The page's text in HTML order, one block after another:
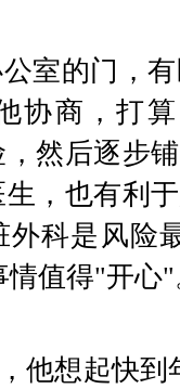
协商，打
然后逐步
，也有利
外科是风险
情值得"开心